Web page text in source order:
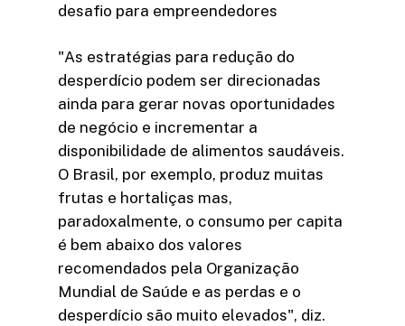
desafio para empreendedores
"As estratégias para redução do
desperdício podem ser direcionadas
ainda para gerar novas oportunidades
de negócio e incrementar a
disponibilidade de alimentos saudáveis.
O Brasil, por exemplo, produz muitas
frutas e hortaliças mas,
paradoxalmente, o consumo per capita
é bem abaixo dos valores
recomendados pela Organização
Mundial de Saúde e as perdas e o
desperdício são muito elevados", diz.